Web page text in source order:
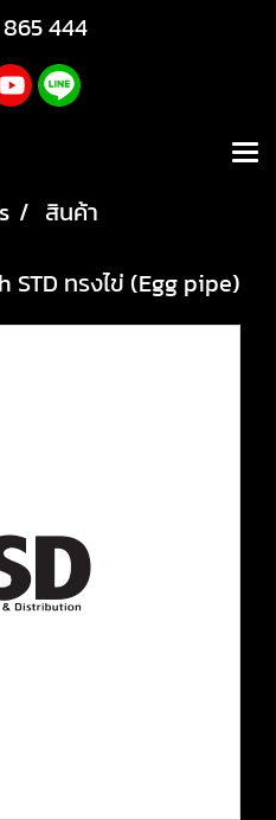
444
สินค้า
STD ทรงไข่ (Egg pipe)